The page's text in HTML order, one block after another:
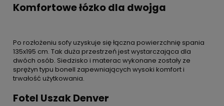
Komfortowe łózko dla dwojga
Po rozłożeniu sofy uzyskuje się łączna powierzchnię spania
135x195 cm. Tak duża przestrzeń jest wystarczająca dla
dwóch osób. Siedzisko i materac wykonane zostały ze
sprężyn typu bonell zapewniających wysoki komfort i
trwałość użytkowania.
Fotel Uszak Denver